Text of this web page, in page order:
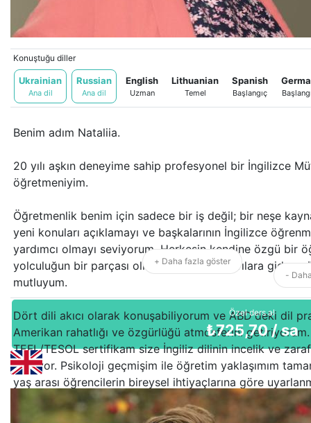
Konuştuğu diller
Ukrainian
Ana dil
Russian
Ana dil
English
Uzman
Lithuanian
Temel
Spanish
Başlangıç
Benim adım Nataliia.
20 yılı aşkın deneyime sahip profesyonel bir İngilizce
öğretmeniyim.
Öğretmenlik benim için sadece bir iş değil; bir neşe
yeni konuları açıklamayı ve başkalarının İngilizce
yardımcı olmayı seviyorum. Herkesin kendine özgü bir
yolculuğun bir parçası olmaktan, yeni başarılara giden
mutluyum.
Dört dili akıcı olarak konuşabiliyorum ve ABD'deki dil
Amerikan rahatlığı ve özgürlüğü atmosferini getiriyorum.
TEFL/TESOL sertifikam size İngiliz dilinin incelik ve
sunuyor. Psikoloji geçmişim ile öğretim yaklaşımım
yaş arası öğrencilerin bireysel ihtiyaçlarına göre
sağlıyor. Derslerimde sadece bir dil öğrenmiyorsunuz;
dünyasına dalıyorsunuz. Her öğrencinin
+ Daha fazla göster
-
Özel ders al
₺725,70/ sa